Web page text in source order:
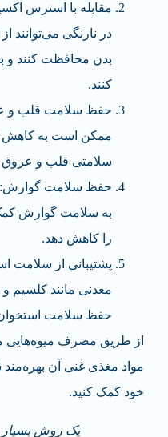
مقابله با استرس
در نارنگی می‌توانند
بدن محافظت کنند
کنند.
حفظ سلامت قلب و
ممکن است به کاهش
سلامتی قلب و عروق
حفظ سلامت گوارش:
به سلامت گوارش
را کاهش دهد.
پشتیبانی از سلامت
معدنی مانند کلسیم و
حفظ سلامت
از طریق مصرف میوه‌هایی
مواد مغذی غنی آن
خود کمک کنید.
یک روش بسیار